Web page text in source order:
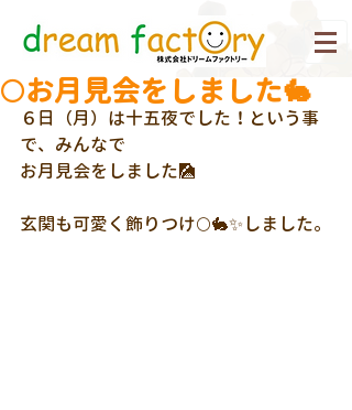
🌕お月見会をしました🐇
６日（月）は十五夜でした！という事
で、みんなで
お月見会をしました🎑
玄関も可愛く飾りつけ🌕🐇✨しました。